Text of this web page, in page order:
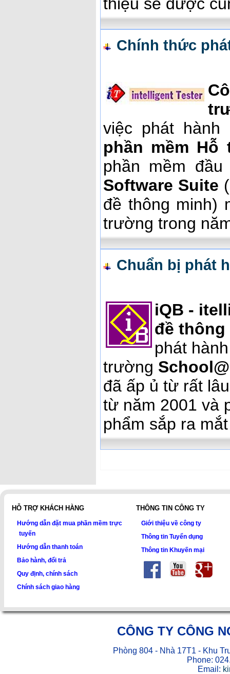
Chính thức
việc phát hành
phần mềm
phần mềm
Software Suite (
đề thông minh)
trường trong
Chuẩn bị phát
iQB -
đề
phát
trường
đã ấp ủ từ rất
từ năm 2001 và
phẩm sắp ra
HỖ TRỢ KHÁCH HÀNG
Hướng dẫn đặt mua phần mềm trực
tuyến
Hướng dẫn thanh toán
Bảo hành, đổi trả
Quy định, chính sách
Chính sách giao hàng
THÔNG TIN CÔNG TY
Giới thiệu về công ty
Thông tin Tuyển dụng
Thông tin Khuyến mại
CÔNG TY CÔNG
Phòng 804 - Nhà 17T1 - Khu
Phone:
Email: